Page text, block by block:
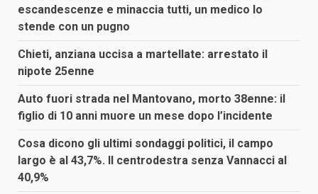
escandescenze e minaccia tutti, un medico lo
stende con un pugno
Chieti, anziana uccisa a martellate: arrestato il
nipote 25enne
Auto fuori strada nel Mantovano, morto 38enne: il
figlio di 10 anni muore un mese dopo l’incidente
Cosa dicono gli ultimi sondaggi politici, il campo
largo è al 43,7%. Il centrodestra senza Vannacci al
40,9%